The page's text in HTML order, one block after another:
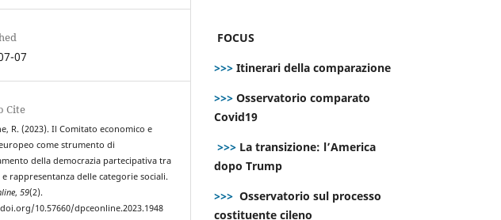
07
Cite
R. (2023). Il Comitato economico e
come strumento di
della democrazia partecipativa tra
rappresentanza delle categorie sociali.
,59(2).
10.57660/dpceonline.2023.1948
FOCUS
>>> Itinerari della comparazione
>>> Osservatorio comparato
Covid19
>>> La transizione: l’America
dopo Trump
>>> Osservatorio sul processo
costituente cileno